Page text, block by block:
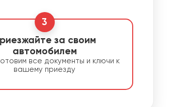
3
за своим
автомобилем
все документы и ключи к
вашему приезду